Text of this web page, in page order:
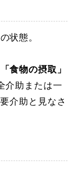
状態。
食物の摂取」
介助または一
介助と見なさ